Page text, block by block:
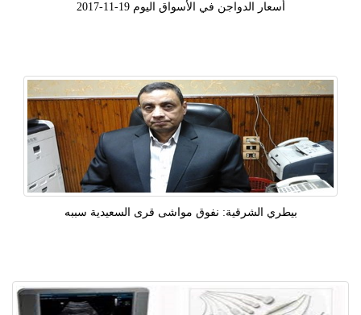
أسعار الدواجن في الأسواق اليوم 19-11-2017
بيطري الشرقية: نفوق مواشى قرى السعيدية سببه